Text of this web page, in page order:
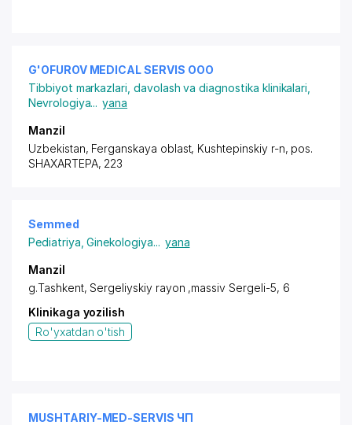
G'OFUROV MEDICAL SERVIS ООО
Tibbiyot markazlari, davolash va diagnostika klinikalari
Nevrologiya... yana
Manzil
Uzbekistan, Ferganskaya oblast, Kushtepinskiy r-n, pos.
SHAXARTEPA, 223
Semmed
Pediatriya ,Ginekologiya... yana
Manzil
g.Tashkent,Sergeliyskiy rayon ,massiv Sergeli-5, 6
Klinikaga yozilish
Ro'yxatdan o'tish
MUSHTARIY-MED-SERVIS ЧП